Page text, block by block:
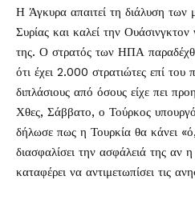
Η Άγκυρα απαιτεί τη διάλυση
Συρίας και καλεί την
της. Ο στρατός των ΗΠΑ
ότι έχει 2.000 στρατιώτες επί του
διπλάσιους από όσους είχε πει
Χθες, Σάββατο, ο Τούρκος
δήλωσε πως η Τουρκία θα κάνει
διασφαλίσει την ασφάλειά της αν
καταφέρει να αντιμετωπίσει τις